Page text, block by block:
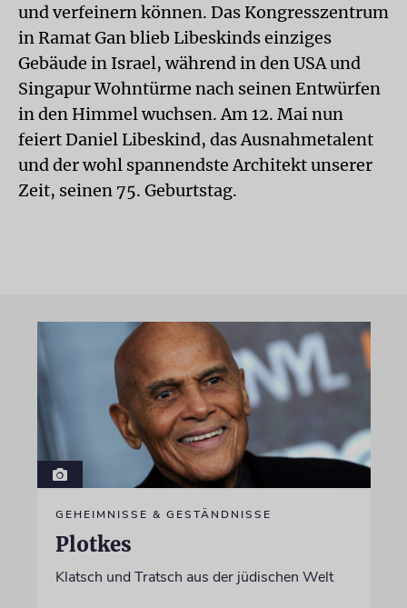
und verfeinern können. Das Kongresszentrum
in Ramat Gan blieb Libeskinds einziges
Gebäude in Israel, während in den USA und
Singapur Wohntürme nach seinen Entwürfen
in den Himmel wuchsen. Am 12. Mai nun
feiert Daniel Libeskind, das Ausnahmetalent
und der wohl spannendste Architekt unserer
Zeit, seinen 75. Geburtstag.
GEHEIMNISSE & GESTÄNDNISSE
Plotkes
Klatsch und Tratsch aus der jüdischen Welt